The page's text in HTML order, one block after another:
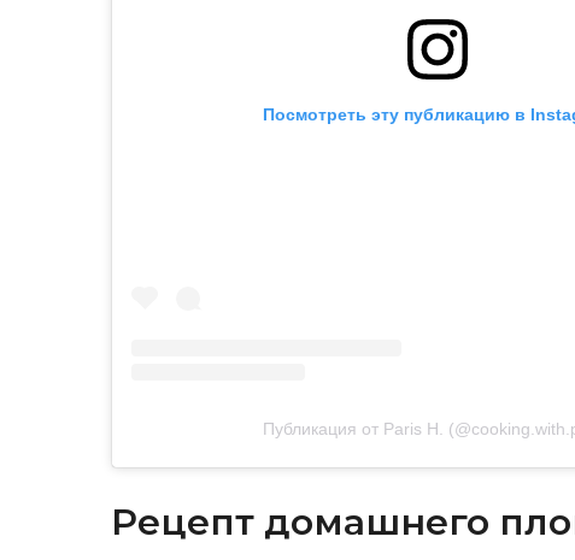
Посмотреть эту публикацию в
Публикация от Paris H.
Рецепт домашнего